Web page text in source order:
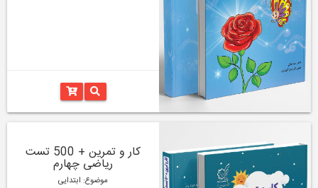
کار و تمرین + 500 تست
ریاضی چهارم
موضوع: ابتدایی